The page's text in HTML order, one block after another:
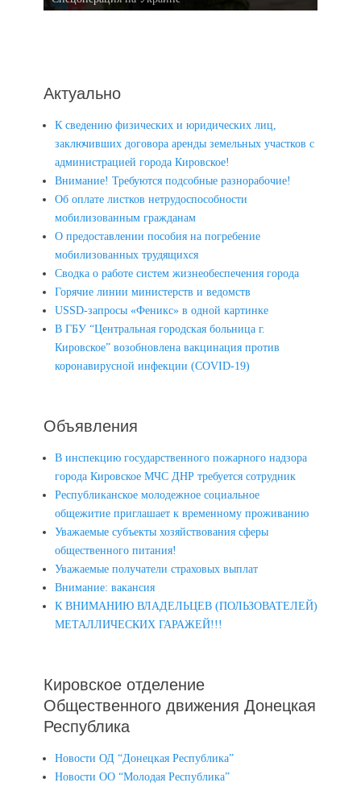
Актуально
К сведению физических и юридических лиц,
заключивших договора аренды земельных участков с
администрацией города Кировское!
Внимание! Требуются подсобные разнорабочие!
Об оплате листков нетрудоспособности
мобилизованным гражданам
О предоставлении пособия на погребение
мобилизованных трудящихся
Сводка о работе систем жизнеобеспечения города
Горячие линии министерств и ведомств
USSD-запросы «Феникс» в одной картинке
В ГБУ “Центральная городская больница г.
Кировское” возобновлена вакцинация против
коронавирусной инфекции (COVID-19)
Объявления
В инспекцию государственного пожарного надзора
города Кировское МЧС ДНР требуется сотрудник
Республиканское молодежное социальное
общежитие приглашает к временному проживанию
Уважаемые субъекты хозяйствования сферы
общественного питания!
Уважаемые получатели страховых выплат
Внимание: вакансия
К ВНИМАНИЮ ВЛАДЕЛЬЦЕВ (ПОЛЬЗОВАТЕЛЕЙ)
МЕТАЛЛИЧЕСКИХ ГАРАЖЕЙ!!!
Кировское отделение
Общественного движения Донецкая
Республика
Новости ОД “Донецкая Республика”
Новости ОО “Молодая Республика”